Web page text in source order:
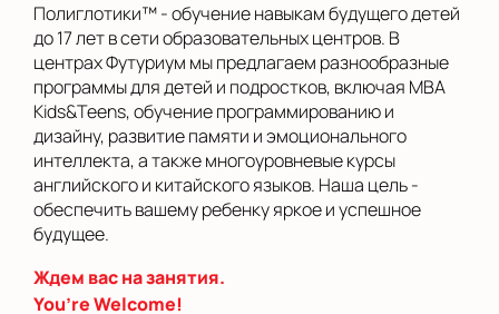
Полиглотики™ - обучение навыкам будущего детей
до 17 лет в сети образовательных центров. В
центрах Футуриум мы предлагаем разнообразные
программы для детей и подростков, включая MBA
Kids&Teens, обучение программированию и
дизайну, развитие памяти и эмоционального
интеллекта, а также многоуровневые курсы
английского и китайского языков. Наша цель -
обеспечить вашему ребенку яркое и успешное
будущее.
Ждем вас на занятия.
You’re Welcome!